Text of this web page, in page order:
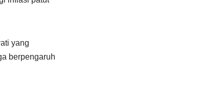
yang
berpengaruh